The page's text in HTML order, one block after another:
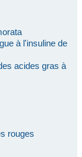
à l'insuline de
acides gras à
rouges